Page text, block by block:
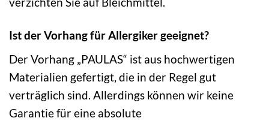
Ist der Vorhang für Allergiker geeignet?
Der Vorhang „PAULAS“ ist aus hochwertigen
Materialien gefertigt, die in der Regel gut
verträglich sind. Allerdings können wir keine
Garantie für eine absolute